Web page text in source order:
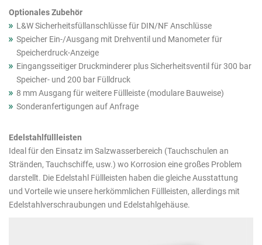
Optionales Zubehör
L&W Sicherheitsfüllanschlüsse für DIN/NF Anschlüsse
Speicher Ein-/Ausgang mit Drehventil und Manometer für
Speicherdruck-Anzeige
Eingangsseitiger Druckminderer plus Sicherheitsventil für 300 bar
Speicher- und 200 bar Fülldruck
8 mm Ausgang für weitere Füllleiste (modulare Bauweise)
Sonderanfertigungen auf Anfrage
Edelstahlfüllleisten
Ideal für den Einsatz im Salzwasserbereich (Tauchschulen an
Stränden, Tauchschiffe, usw.) wo Korrosion eine großes Problem
darstellt. Die Edelstahl Füllleisten haben die gleiche Ausstattung
und Vorteile wie unsere herkömmlichen Füllleisten, allerdings mit
Edelstahlverschraubungen und Edelstahlgehäuse.